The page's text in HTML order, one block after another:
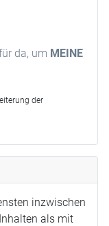
da, um MEINE
der
inzwischen
als mit